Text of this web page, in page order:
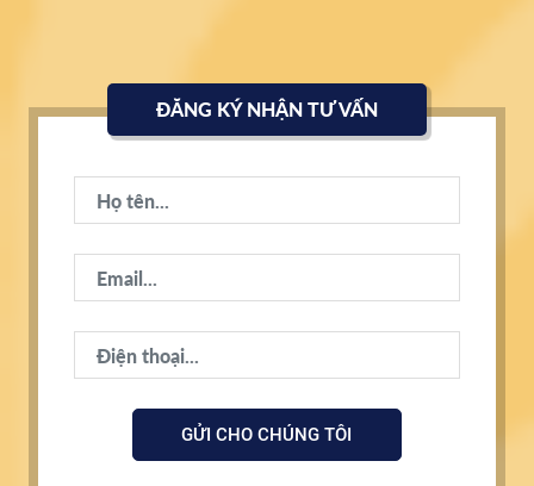
ĐĂNG KÝ NHẬN TƯ VẤN
GỬI CHO CHÚNG TÔI